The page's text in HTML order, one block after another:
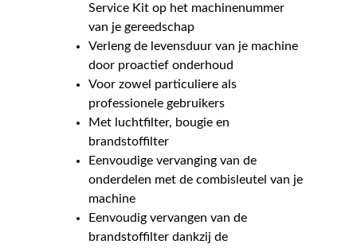
Service Kit op het machinenummer
van je gereedschap
Verleng de levensduur van je machine
door proactief onderhoud
Voor zowel particuliere als
professionele gebruikers
Met luchtfilter, bougie en
brandstoffilter
Eenvoudige vervanging van de
onderdelen met de combisleutel van je
machine
Eenvoudig vervangen van de
brandstoffilter dankzij de